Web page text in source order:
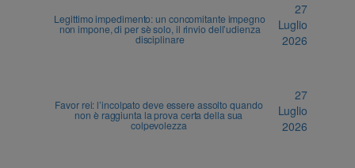
Legittimo impedimento: un concomitante impegno
non impone, di per sè solo, il rinvio dell’udienza
disciplinare
27
Luglio
2026
Favor rei: l’incolpato deve essere assolto quando
non è raggiunta la prova certa della sua
colpevolezza
27
Luglio
2026